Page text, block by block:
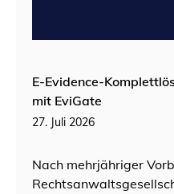
E-Evidence-
mit EviGate
27. Juli 2026
Nach mehrjähriger